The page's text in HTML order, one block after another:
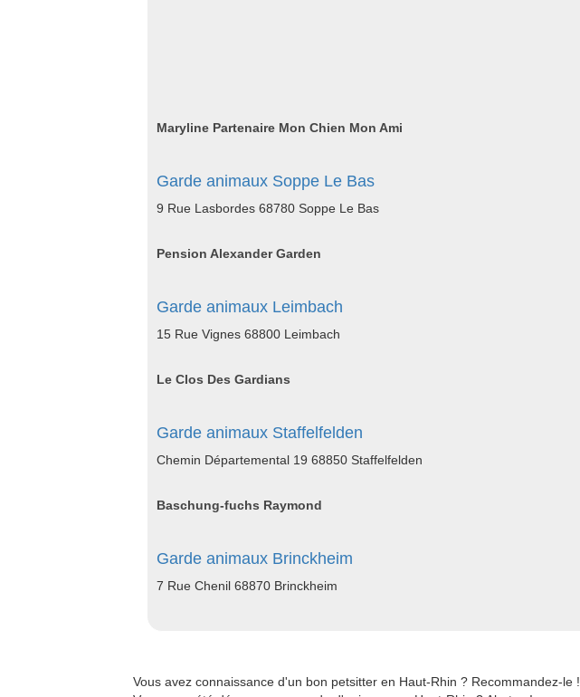
Maryline Partenaire Mon Chien Mon Ami
Garde animaux Soppe Le Bas
9 Rue Lasbordes 68780 Soppe Le Bas
Pension Alexander Garden
Garde animaux Leimbach
15 Rue Vignes 68800 Leimbach
Le Clos Des Gardians
Garde animaux Staffelfelden
Chemin Départemental 19 68850 Staffelfelden
Baschung-fuchs Raymond
Garde animaux Brinckheim
7 Rue Chenil 68870 Brinckheim
Vous avez connaissance d'un bon petsitter en Haut-Rhin ? Recommandez-le !